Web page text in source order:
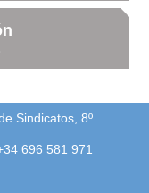
Sindicatos, 8º
696 581 971